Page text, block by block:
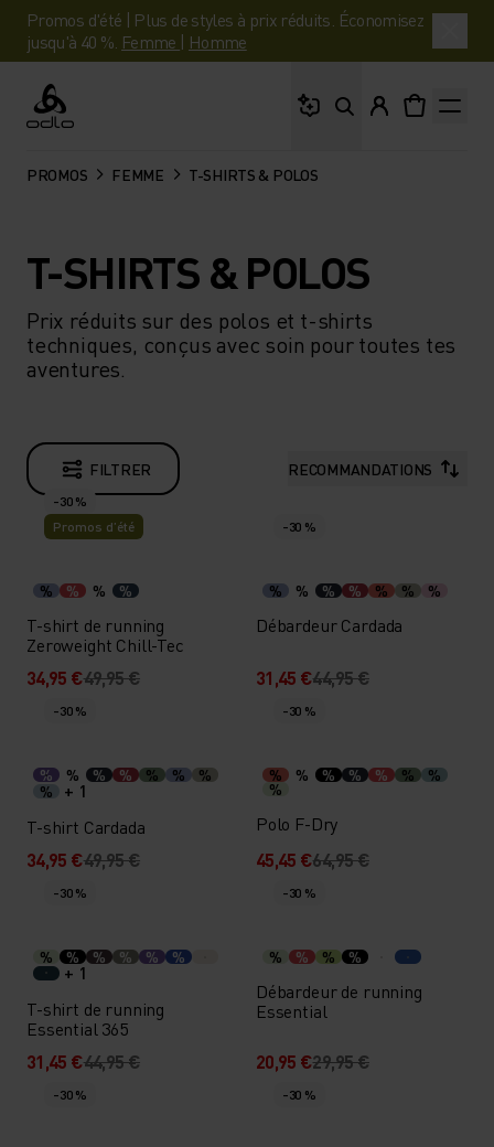
Promos d'été | Plus de styles à prix réduits. Économisez
jusqu'à 40 %. Femme | Homme
Odlo
PROMOS FEMME T-SHIRTS & POLOS
T-SHIRTS & POLOS
Prix réduits sur des polos et t-shirts
techniques, conçus avec soin pour toutes tes
aventures.
FILTRER RECOMMANDATIONS
-30 %
Promos d’été
% % % %
T-shirt de running
Zeroweight Chill-Tec
34,95 €49,95 €
-30 %
% % % % % % %
Débardeur Cardada
31,45 €44,95 €
-30 %
% % % % % %
%
%
+ 1
T-shirt Cardada
34,95 €49,95 €
-30 %
% % % % % % %
%
Polo F-Dry
45,45 €64,95 €
-30 %
% % % % % %
+ 1
T-shirt de running
Essential 365
31,45 €44,95 €
-30 %
% % % %
Débardeur de running
Essential
20,95 €29,95 €
-30 % -30 %